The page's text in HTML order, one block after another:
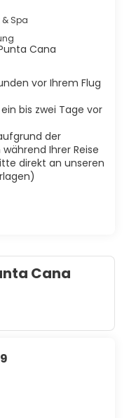
Spa
Cana
vor Ihrem Flug
bis zwei Tage vor
der
Ihrer Reise
direkt an unseren
Cana